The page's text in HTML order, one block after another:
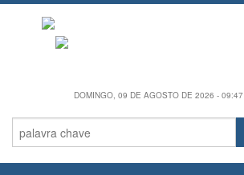
DOMINGO, 09 DE AGOSTO DE 2026 -